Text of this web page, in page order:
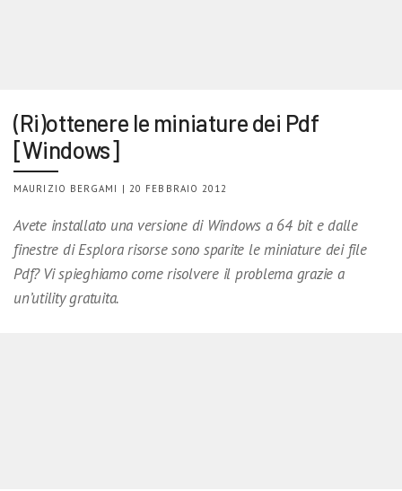
(Ri)ottenere le miniature dei Pdf
[Windows]
MAURIZIO BERGAMI | 20 FEBBRAIO 2012
Avete installato una versione di Windows a 64 bit e dalle
finestre di Esplora risorse sono sparite le miniature dei file
Pdf? Vi spieghiamo come risolvere il problema grazie a
un’utility gratuita.